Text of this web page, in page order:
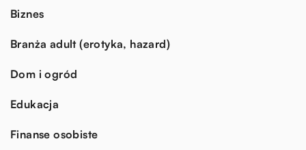
Biznes
Branża adult (erotyka, hazard)
Dom i ogród
Edukacja
Finanse osobiste